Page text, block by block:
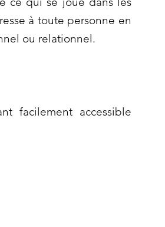
à toute personne en
ou relationnel.
facilement accessible